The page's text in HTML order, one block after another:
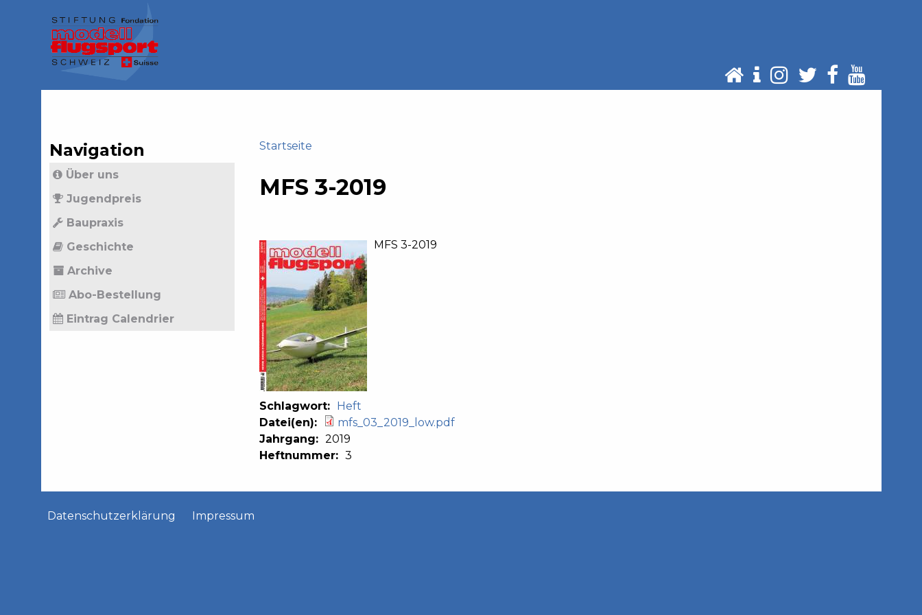
navigation
sind
Startseite
to
top
MFS 3-2019
MFS 3-2019
Schlagwort:
Heft
Datei(en):
mfs_03_2019_low.pdf
Jahrgang: 2019
Heftnummer: 3
Navigation
Über uns
Jugendpreis
Baupraxis
Geschichte
Archive
Abo-Bestellung
Eintrag Calendrier
Datenschutzerklärung Impressum